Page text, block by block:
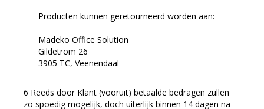
Producten kunnen geretourneerd worden aan:
Madeko Office Solution
Gildetrom 26
3905 TC, Veenendaal
Reeds door Klant (vooruit) betaalde bedragen zullen
zo spoedig mogelijk, doch uiterlijk binnen 14 dagen na